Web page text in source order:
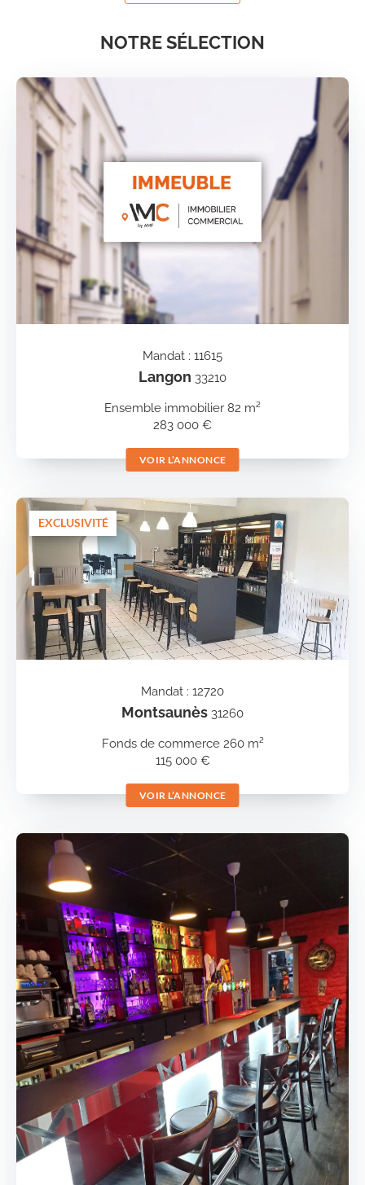
NOTRE SÉLECTION
Mandat : 11615
Langon 33210
Ensemble immobilier 82 m²
283 000 €
VOIR L’ANNONCE
EXCLUSIVITÉ
Mandat : 12720
Montsaunès 31260
Fonds de commerce 260 m²
115 000 €
VOIR L’ANNONCE